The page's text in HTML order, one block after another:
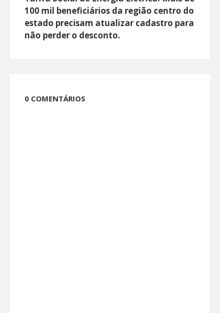
100 mil beneficiários da região centro do
estado precisam atualizar cadastro para
não perder o desconto.
0 COMENTÁRIOS